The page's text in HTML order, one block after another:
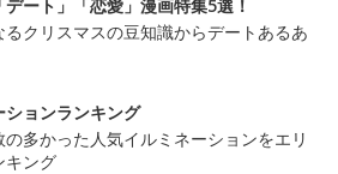
デート」「恋愛」漫画特集5選！
るクリスマスの豆知識からデートあるあ
ションランキング
の多かった人気イルミネーションをエリ
キング